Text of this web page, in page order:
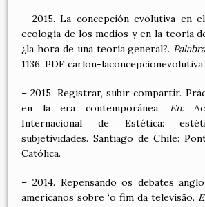
– 2015. La concepción evolutiva en
ecología de los medios y en la teoría
¿la hora de una teoría general?.
1136. PDF carlon-laconcepcionevolutiva
– 2015. Registrar, subir compartir.
en la era contemporánea. En:
Internacional de Estética:
subjetividades. Santiago de Chile:
Católica.
– 2014. Repensando os debates
americanos sobre ‘o fim da televisão.